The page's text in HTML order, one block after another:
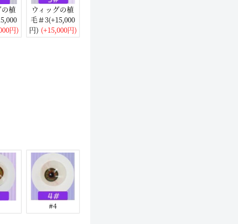
植
円)
ウィッグの植
毛＃3(+15,000
円) (+15,000円)
#4